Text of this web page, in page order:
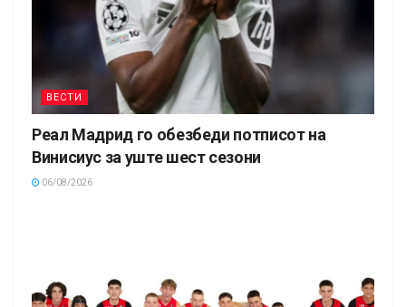
ВЕСТИ
Реал Мадрид го обезбеди потписот на
Винисиус за уште шест сезони
06/08/2026